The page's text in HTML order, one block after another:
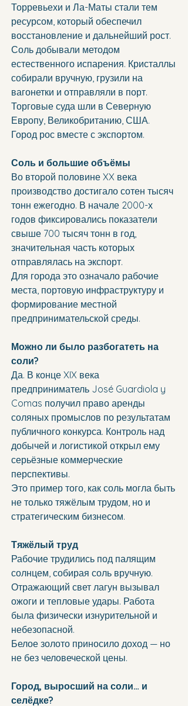
Торревьехи и Ла-Маты стали тем
ресурсом, который обеспечил
восстановление и дальнейший рост.
Соль добывали методом
естественного испарения. Кристаллы
собирали вручную, грузили на
вагонетки и отправляли в порт.
Торговые суда шли в Северную
Европу, Великобританию, США.
Город рос вместе с экспортом.
Соль и большие объёмы
Во второй половине XX века
производство достигало сотен тысяч
тонн ежегодно. В начале 2000-х
годов фиксировались показатели
свыше 700 тысяч тонн в год,
значительная часть которых
отправлялась на экспорт.
Для города это означало рабочие
места, портовую инфраструктуру и
формирование местной
предпринимательской среды.
Можно ли было разбогатеть на
соли?
Да. В конце XIX века
предприниматель José Guardiola y
Comas получил право аренды
соляных промыслов по результатам
публичного конкурса. Контроль над
добычей и логистикой открыл ему
серьёзные коммерческие
перспективы.
Это пример того, как соль могла быть
не только тяжёлым трудом, но и
стратегическим бизнесом.
Тяжёлый труд
Рабочие трудились под палящим
солнцем, собирая соль вручную.
Отражающий свет лагун вызывал
ожоги и тепловые удары. Работа
была физически изнурительной и
небезопасной.
Белое золото приносило доход — но
не без человеческой цены.
Город, выросший на соли… и
селёдке?